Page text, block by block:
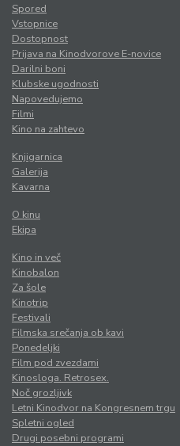
Spored
Vstopnice
Dostopnost
Prijava na Kinodvorove E-novice
Darilni boni
Klubske ugodnosti
Napovedujemo
Filmi
Kino na zahtevo
Knjigarnica
Galerija
Kavarna
O kinu
Ekipa
Kino in več
Kinobalon
Za šole
Kinotrip
Festivali
Filmska srečanja ob kavi
Ponedeljki
Film pod zvezdami
Kinosloga. Retrosex.
Noč grozljivk
Letni Kinodvor na Kongresnem trgu
Spletni ogled
Drugi posebni programi